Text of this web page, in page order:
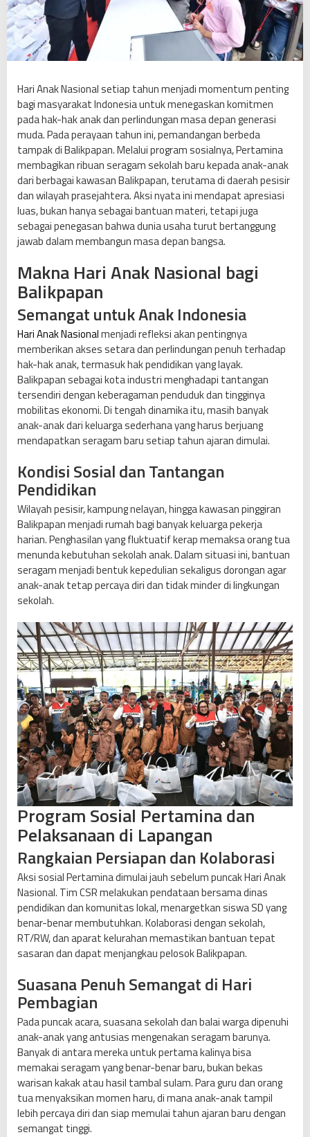
n
a
l
,
P
e
r
t
a
m
a
B
g
i
k
a
n
S
e
a
a
m
e
k
o
l
a
h
t
u
k
A
n
a
k
-
a
n
a
k
B
a
i
k
p
a
p
a
n
Hari Anak Nasional setiap tahun menjadi momentum penting
bagi masyarakat Indonesia untuk menegaskan komitmen
pada hak-hak anak dan perlindungan masa depan generasi
muda. Pada perayaan tahun ini, pemandangan berbeda
tampak di Balikpapan. Melalui program sosialnya, Pertamina
membagikan ribuan seragam sekolah baru kepada anak-anak
dari berbagai kawasan Balikpapan, terutama di daerah pesisir
dan wilayah prasejahtera. Aksi nyata ini mendapat apresiasi
luas, bukan hanya sebagai bantuan materi, tetapi juga
sebagai penegasan bahwa dunia usaha turut bertanggung
jawab dalam membangun masa depan bangsa.
Makna Hari Anak Nasional bagi
Balikpapan
Semangat untuk Anak Indonesia
Hari Anak Nasionalmenjadi refleksi akan pentingnya
memberikan akses setara dan perlindungan penuh terhadap
hak-hak anak, termasuk hak pendidikan yang layak.
Balikpapan sebagai kota industri menghadapi tantangan
tersendiri dengan keberagaman penduduk dan tingginya
mobilitas ekonomi. Di tengah dinamika itu, masih banyak
anak-anak dari keluarga sederhana yang harus berjuang
mendapatkan seragam baru setiap tahun ajaran dimulai.
Kondisi Sosial dan Tantangan
Pendidikan
Wilayah pesisir, kampung nelayan, hingga kawasan pinggiran
Balikpapan menjadi rumah bagi banyak keluarga pekerja
harian. Penghasilan yang fluktuatif kerap memaksa orang tua
menunda kebutuhan sekolah anak. Dalam situasi ini, bantuan
seragam menjadi bentuk kepedulian sekaligus dorongan agar
anak-anak tetap percaya diri dan tidak minder di lingkungan
sekolah.
Program Sosial Pertamina dan
Pelaksanaan di Lapangan
Rangkaian Persiapan dan Kolaborasi
Aksi sosial Pertamina dimulai jauh sebelum puncak Hari Anak
Nasional. Tim CSR melakukan pendataan bersama dinas
pendidikan dan komunitas lokal, menargetkan siswa SD yang
benar-benar membutuhkan. Kolaborasi dengan sekolah,
RT/RW, dan aparat kelurahan memastikan bantuan tepat
sasaran dan dapat menjangkau pelosok Balikpapan.
Suasana Penuh Semangat di Hari
Pembagian
Pada puncak acara, suasana sekolah dan balai warga dipenuhi
anak-anak yang antusias mengenakan seragam barunya.
Banyak di antara mereka untuk pertama kalinya bisa
memakai seragam yang benar-benar baru, bukan bekas
warisan kakak atau hasil tambal sulam. Para guru dan orang
tua menyaksikan momen haru, di mana anak-anak tampil
lebih percaya diri dan siap memulai tahun ajaran baru dengan
semangat tinggi.